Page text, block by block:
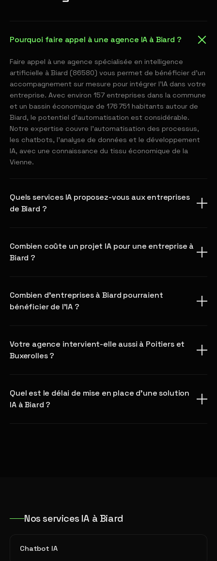
Pourquoi faire appel à une agence IA à Biard ?
Faire appel à une agence spécialisée en intelligence
artificielle à Biard (86580) vous permet de bénéficier d'un
accompagnement sur mesure pour intégrer l'IA dans votre
entreprise. Avec environ 157 entreprises dans la commune
et un bassin économique de 176 751 habitants autour de
Biard, le potentiel d'automatisation est considérable.
Notre expertise couvre l'automatisation des processus,
les chatbots, l'analyse de données et le développement
IA, avec une connaissance du tissu économique de la
Vienne.
Quels services IA proposez-vous aux entreprises
de Biard ?
Combien coûte un projet IA pour une entreprise à
Biard ?
Combien d'entreprises à Biard pourraient
bénéficier de l'IA ?
Votre agence intervient-elle aussi à Poitiers et
Buxerolles ?
Quel est le délai de mise en place d'une solution
IA à Biard ?
Nos services IA à Biard
Chatbot IA